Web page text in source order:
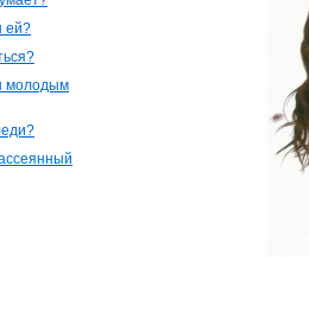
ей?
молодым